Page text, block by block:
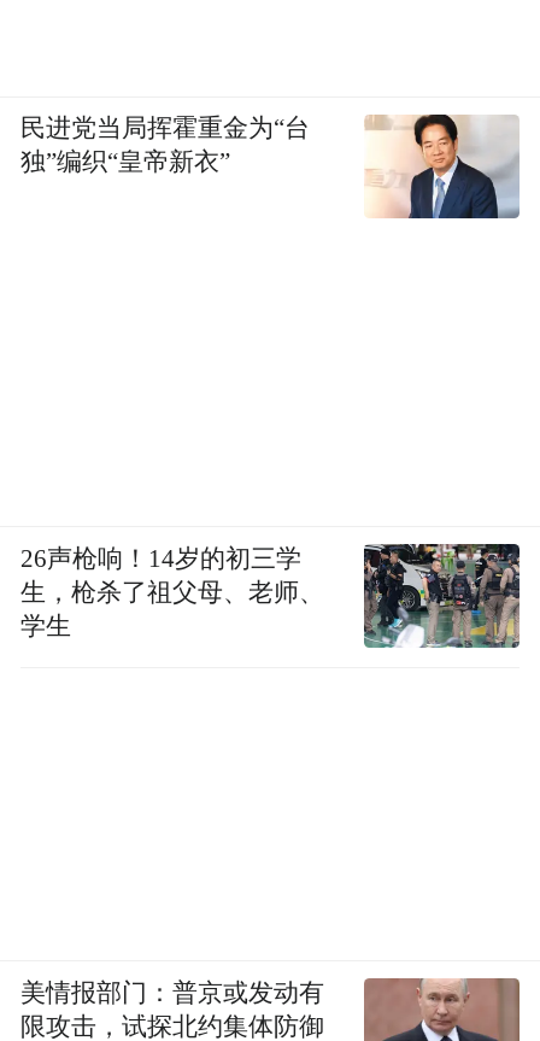
民进党当局挥霍重金为“台
独”编织“皇帝新衣”
26声枪响！14岁的初三学
生，枪杀了祖父母、老师、
学生
美情报部门：普京或发动有
限攻击，试探北约集体防御